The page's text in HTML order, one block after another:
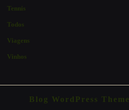
Tennis
Todos
Viagens
Vinhos
Blog WordPress Theme